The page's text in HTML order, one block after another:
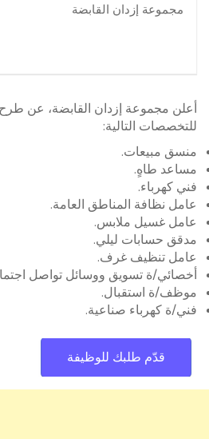
مجموعة إزدان القابضة
للتخصصات التالية:
منسق مبيعات.
مساعد طاهٍ.
فني كهرباء.
عامل نظافة المناطق العامة.
عامل غسيل ملابس.
مدقق حسابات ليلي.
عامل تنظيف غرف.
أخصائي/ة تسويق ووسائل تواصل
موظف/ة استقبال.
فني/ة كهرباء صناعية.